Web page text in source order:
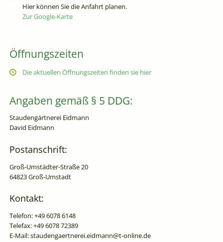
Hier können Sie die Anfahrt planen.
Zur Google-Karte
Öffnungszeiten
Die aktuellen Öffnungszeiten finden sie hier
Angaben gemäß § 5 DDG:
Staudengärtnerei Eidmann
David Eidmann
Postanschrift:
Groß-Umstädter-Straße 20
64823 Groß-Umstadt
Kontakt:
Telefon: +49 6078 6148
Telefax: +49 6078 72389
E-Mail: staudengaertnerei.eidmann@t-online.de